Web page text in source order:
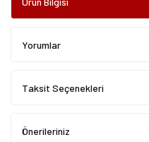
Yorumlar
Taksit Seçenekleri
Önerileriniz